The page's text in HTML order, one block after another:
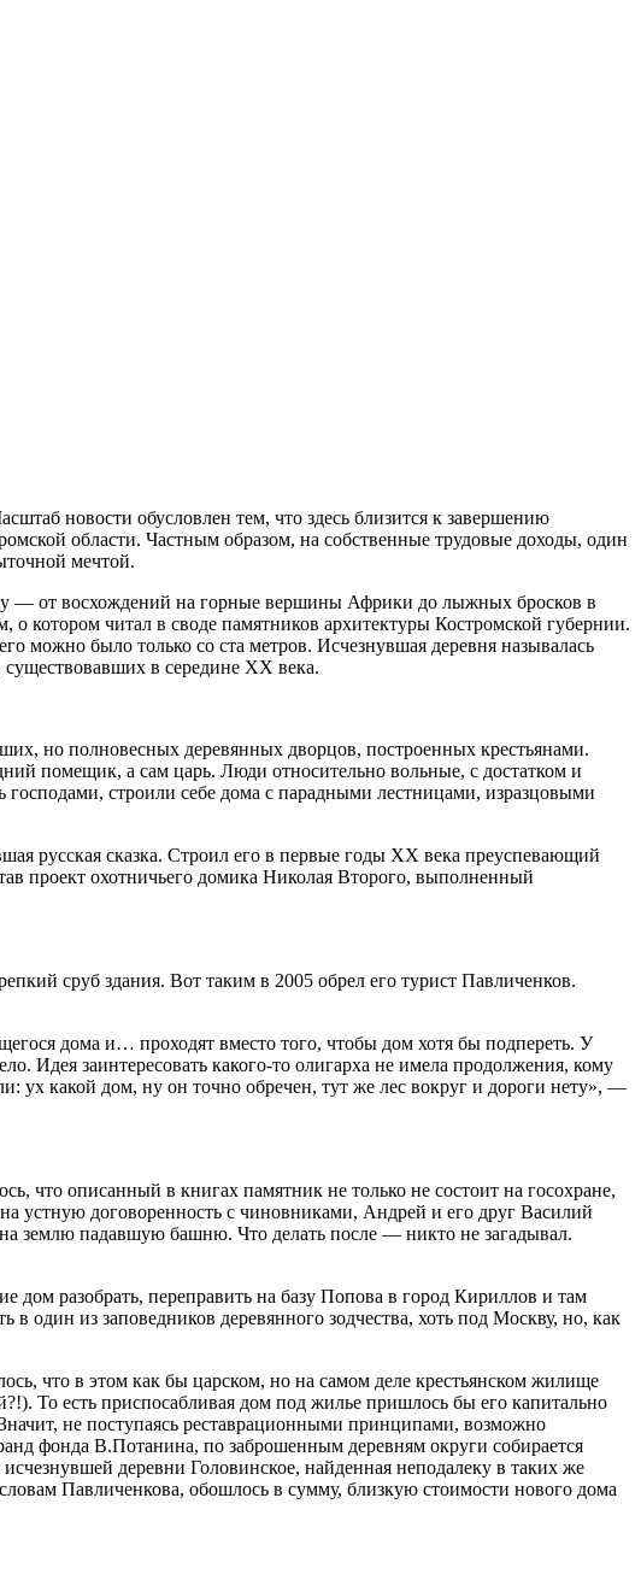
новости обусловлен тем, что здесь близится к завершению
области. Частным образом, на собственные трудовые доходы, один
мечтой.
— от восхождений на горные вершины Африки до лыжных бросков в
о котором читал в своде памятников архитектуры Костромской губернии.
можно было только со ста метров. Исчезнувшая деревня называлась
в середине ХХ века.
но полновесных деревянных дворцов, построенных крестьянами.
помещик, а сам царь. Люди относительно вольные, с достатком и
господами, строили себе дома с парадными лестницами, изразцовыми
русская сказка. Строил его в первые годы ХХ века преуспевающий
проект охотничьего домика Николая Второго, выполненный
сруб здания. Вот таким в 2005 обрел его турист Павличенков.
дома и… проходят вместо того, чтобы дом хотя бы подпереть. У
Идея заинтересовать какого-то олигарха не имела продолжения, кому
ух какой дом, ну он точно обречен, тут же лес вокруг и дороги нету», —
что описанный в книгах памятник не только не состоит на госохране,
устную договоренность с чиновниками, Андрей и его друг Василий
землю падавшую башню. Что делать после — никто не загадывал.
разобрать, переправить на базу Попова в город Кириллов и там
один из заповедников деревянного зодчества, хоть под Москву, но, как
что в этом как бы царском, но на самом деле крестьянском жилище
То есть приспосабливая дом под жилье пришлось бы его капитально
не поступаясь реставрационными принципами, возможно
фонда В.Потанина, по заброшенным деревням округи собирается
деревни Головинское, найденная неподалеку в таких же
Павличенкова, обошлось в сумму, близкую стоимости нового дома